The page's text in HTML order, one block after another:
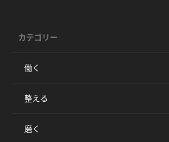
カテゴリー
働く
整える
磨く